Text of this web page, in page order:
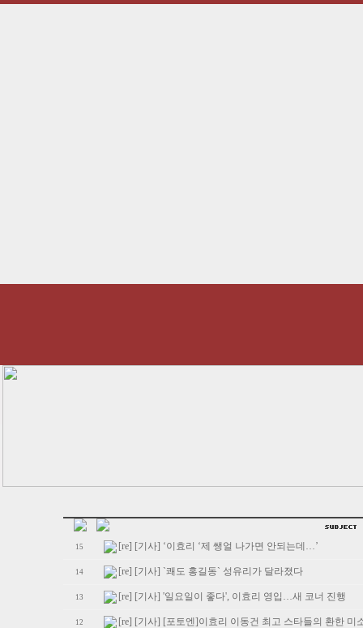
15 [re] [기사] ‘이효리 ‘제 쌩얼 나가면 안되는데…’
14 [re] [기사] `쾌도 홍길동` 성유리가 달라졌다
13 [re] [기사] '일요일이 좋다', 이효리 영입…새 코너 진행
12 [re] [기사] [포토엔]이효리 이동건 최고 스타들의 환한 미